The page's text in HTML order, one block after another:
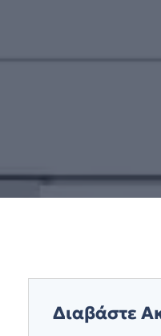
Διαβάστε